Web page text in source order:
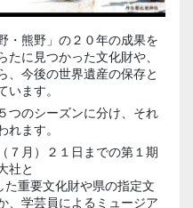
・熊野」の２０年の成果を
に見つかった文化財や、
、今後の世界遺産の保存と
ます。
つのシーズンに分け、それ
ます。
７月）２１日までの第１期
社と
た重要文化財や県の指定文
、学芸員によるミュージア